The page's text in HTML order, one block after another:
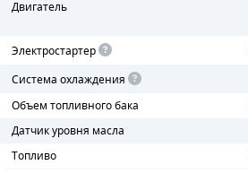
Двигатель
Электростартер
Система охлаждения
Объем топливного бака
Датчик уровня масла
Топливо